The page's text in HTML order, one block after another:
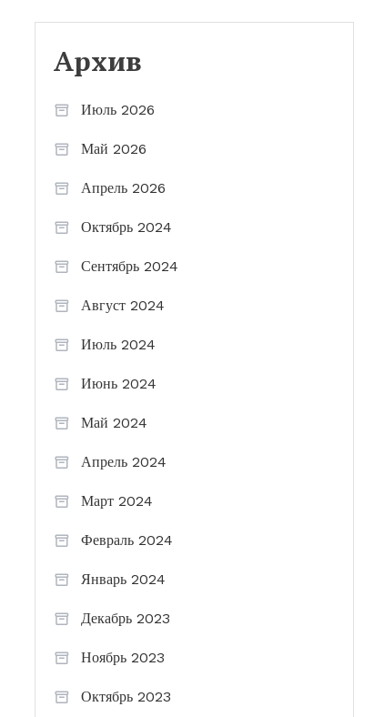
Архив
Июль 2026
Май 2026
Апрель 2026
Октябрь 2024
Сентябрь 2024
Август 2024
Июль 2024
Июнь 2024
Май 2024
Апрель 2024
Март 2024
Февраль 2024
Январь 2024
Декабрь 2023
Ноябрь 2023
Октябрь 2023